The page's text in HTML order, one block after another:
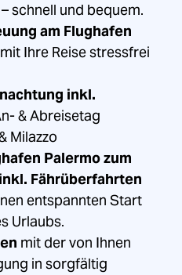
– schnell und bequem.
am Flughafen
Ihre Reise stressfrei
inkl.
& Abreisetag
Milazzo
Palermo zum
Fährüberfahrten
entspannten Start
Urlaubs.
mit der von Ihnen
in sorgfältig